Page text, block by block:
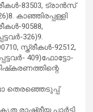
83503, ട്രാന്‍സ്
കാഞ്ഞിരപ്പള്ളി
90588,
326)9.
സ്ത്രീകള്‍-92512,
409)ഫോട്ടോ-
തെരഞ്ഞെടുപ്പ്
രാഷ്ട്രീയ പാര്‍ട്ടി